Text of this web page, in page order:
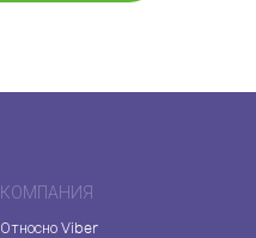
КОМПАНИЯ
Относно Viber